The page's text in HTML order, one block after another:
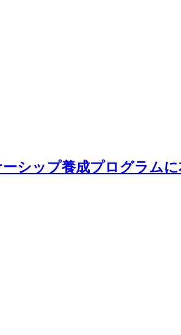
シップ養成プログラム